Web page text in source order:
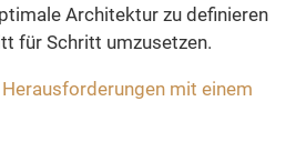
Architektur zu definieren
für Schritt umzusetzen.
mit einem